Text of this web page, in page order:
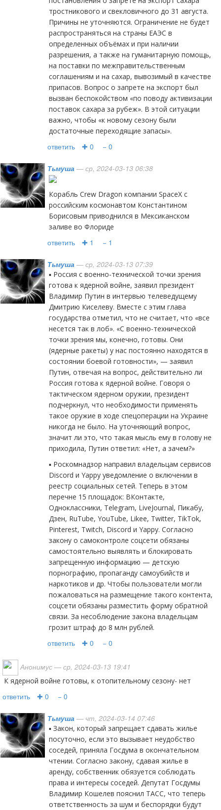
тростникового и свекловичного до 31 августа.
Причины не уточняются. Ограничение не будет
распространяться на страны ЕАЭС в
определенных объёмах и при наличии
разрешения, а также на гуманитарную помощь,
на поставки по межправительственным
соглашениям и на сахар, вывозимый в качестве
припасов. Вопрос о запрете на экспорт был
вызван беспокойством «по поводу активизации
поставок сахара за рубеж». В этой ситуации
важно, чтобы «к новому сезону были
достаточные переходящие запасы».
ответить ✚ 0 − 0
Тьмуша — ср, 2024-03-13 06:38
Корабль Crew Dragon компании SpaceX с
российским космонавтом Константином
Борисовым приводнился в Мексиканском
заливе во Флориде
ответить ✚ 1 − 1
Тьмуша — ср, 2024-03-13 07:39
▪️ Россия с военно-технической точки зрения
готова к ядерной войне, заявил президент
Владимир Путин в интервью телеведущему
Дмитрию Киселеву. Вместе с этим глава
государства отметил, что не считает, что «все
несется так в лоб». «С военно-технической
точки зрения мы, конечно, готовы. Они
(ядерные ракеты) у нас постоянно находятся в
состоянии боевой готовности», — заявил
Путин, отвечая на вопрос, действительно ли
Россия готова к ядерной войне. Говоря о
тактическом ядерном оружии, президент
подчеркнул, что необходимости применять
такое оружие в ходе спецоперации на Украине
никогда не было. На уточняющий вопрос,
значит ли это, что такая мысль ему в голову не
приходила, Путин ответил: «Нет, а зачем?»
▪️ Роскомнадзор направил владельцам сервисов
Discord и Yappy уведомление о включении в
реестр социальных сетей. Теперь в этом
перечне 15 площадок: ВКонтакте,
Одноклассники, Telegram, LiveJournal, Пикабу,
Дзен, RuTube, YouTube, Likee, Twitter, TikTok,
Pinterest, Twitch, Discord и Yappy. Согласно
закону о самоконтроле соцсети обязаны
самостоятельно выявлять и блокировать
запрещенную информацию — детскую
порнографию, пропаганду самоубийств и
наркотиков и др. Чтобы пользователи могли
пожаловаться на размещение такого контента,
соцсети обязаны разместить форму обратной
связи. За несоблюдение закона владельцам
грозит штраф до 8 млн рублей.
ответить ✚ 0 − 0
Анонимус — ср, 2024-03-13 19:41
К ядерной войне готовы, к отопительному сезону- нет
ответить ✚ 0 − 0
Тьмуша — чт, 2024-03-14 07:46
▪️ Закон, который запрещает сдавать жилье
посуточно, если это вызывает неудобство
соседей, приняла Госдума в окончательном
чтении. Согласно закону, сдавая жилье в
аренду, собственник обязуется соблюдать
права и интересы соседей. Депутат Госдумы
Владимир Кошелев пояснил ТАСС, что теперь
ответственность за шум и беспорядки будут